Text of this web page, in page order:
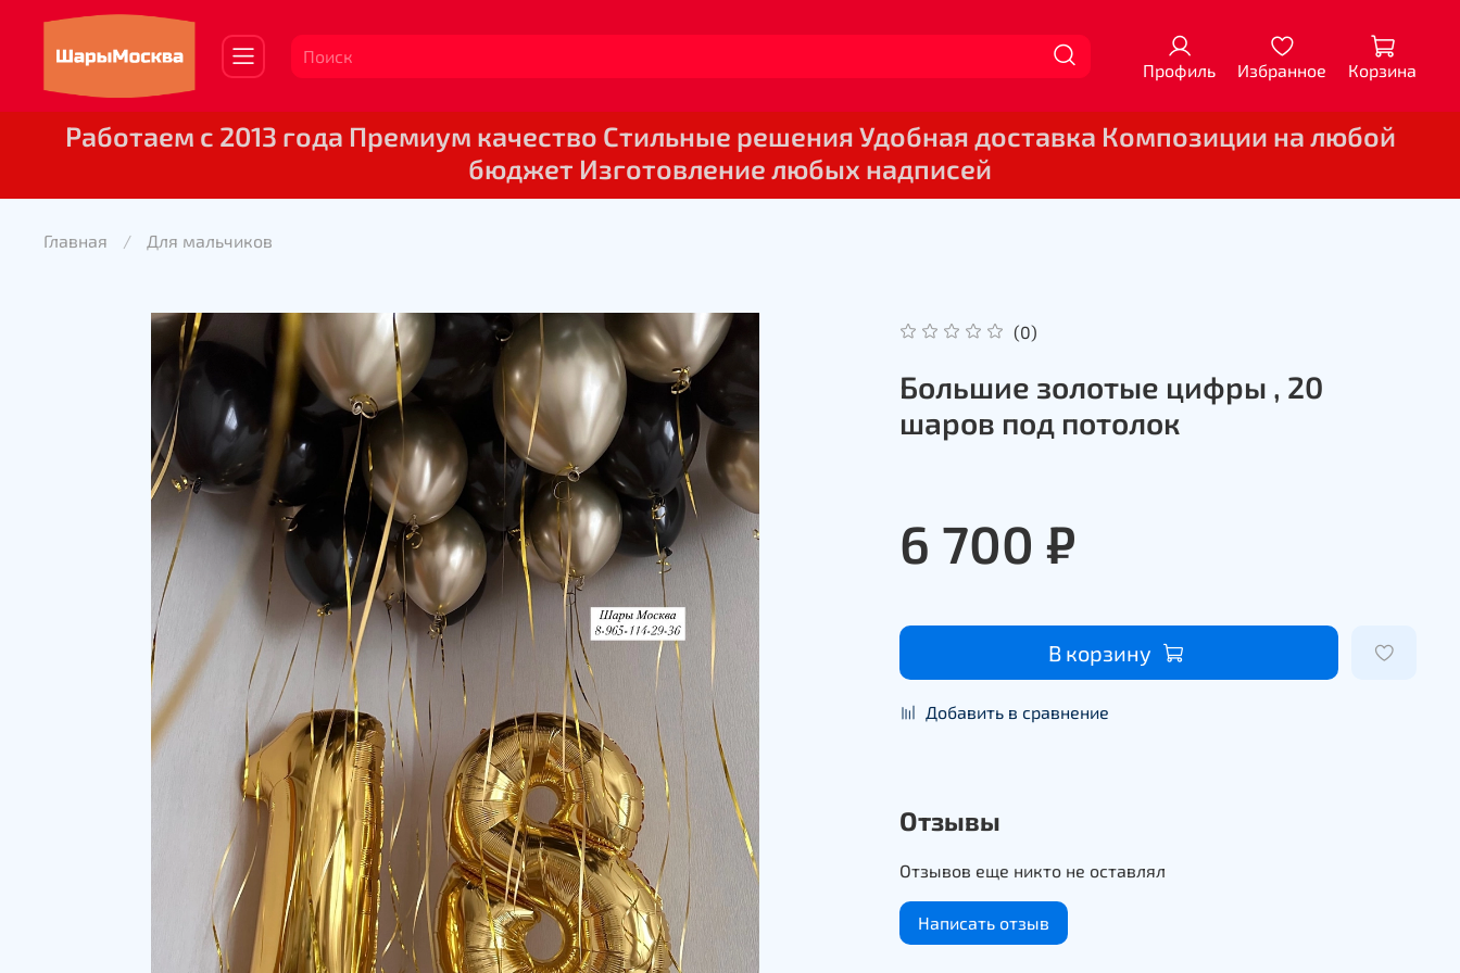
Профиль Избранное Корзина
Работаем с 2013 года Премиум качество Стильные решения Удобная доставка Композиции на любой
бюджет Изготовление любых надписей
Главная Для мальчиков
(0)
Большие золотые цифры , 20
шаров под потолок
6 700 ₽
В корзину
Добавить в сравнение
Отзывы
Отзывов еще никто не оставлял
Написать отзыв